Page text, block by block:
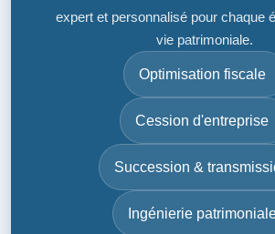
expert et personnalisé pour chaque
vie patrimoniale.
Optimisation fiscale
Cession d'entreprise
Succession &
Ingénierie